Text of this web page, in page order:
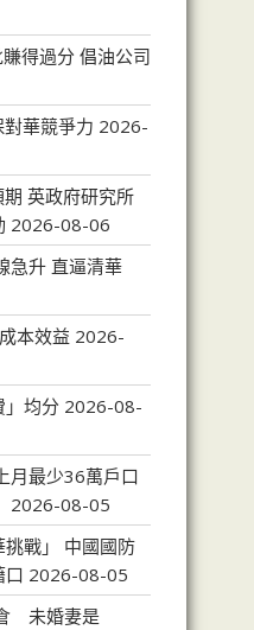
得過分 倡油公司
華競爭力 2026-
英政府研究所
2026-08-06
急升 直逼清華
本效益 2026-
」均分 2026-08-
月最少36萬戶口
2026-08-05
戰」 中國國防
口 2026-08-05
未婚妻是